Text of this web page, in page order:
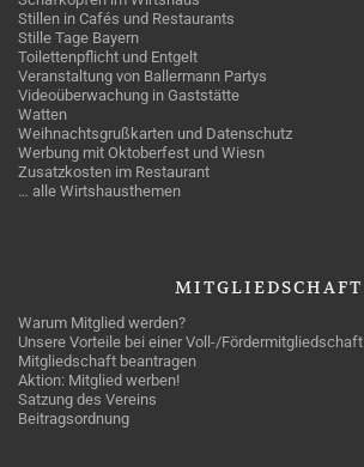
Stillen in Cafés und Restaurants
Stille Tage Bayern
Toilettenpflicht und Entgelt
Veranstaltung von Ballermann Partys
Videoüberwachung in Gaststätte
Watten
Weihnachtsgrußkarten und Datenschutz
Werbung mit Oktoberfest und Wiesn
Zusatzkosten im Restaurant
… alle Wirtshausthemen
MITGLIEDSCHAFT
Warum Mitglied werden?
Unsere Vorteile bei einer Voll-/Fördermitgliedschaft
Mitgliedschaft beantragen
Aktion: Mitglied werben!
Satzung des Vereins
Beitragsordnung